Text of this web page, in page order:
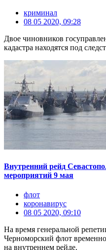
криминал
08 05 2020, 09:28
Двое чиновников
кадастра находятся под
Внутренний рейд
мероприятий 9 мая
флот
коронавирус
08 05 2020, 09:10
На время генеральной
Черноморский флот
на внутреннем рейде.